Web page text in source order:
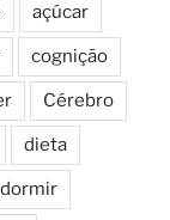
açúcar
cognição
Cérebro
dieta
dormir